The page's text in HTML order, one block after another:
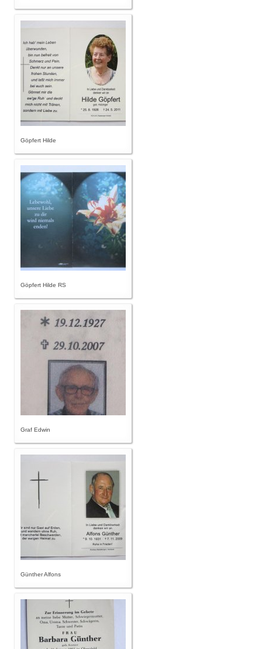
Göpfert Hilde
Göpfert Hilde RS
Graf Edwin
Günther Alfons